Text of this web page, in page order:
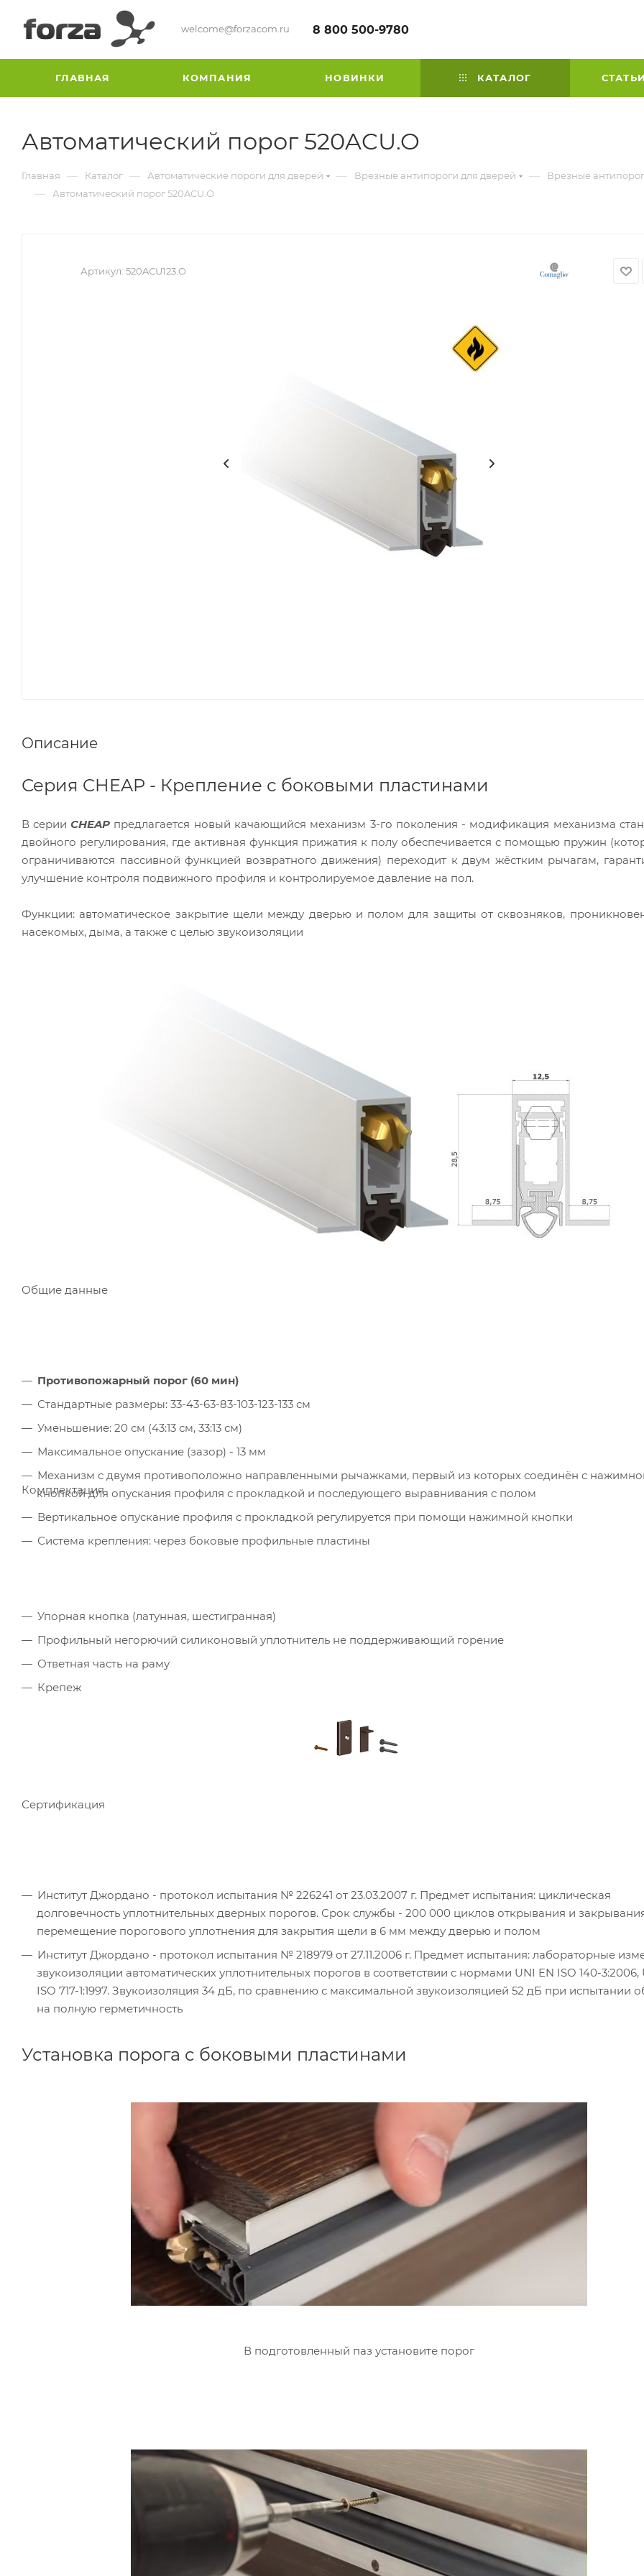
welcome@forzacom.ru 8 800 500-9780
ГЛАВНАЯ КОМПАНИЯ НОВИНКИ КАТАЛОГ
Автоматический порог 520ACU.O
Главная — Каталог — Автоматические пороги для дверей — Врезные антипороги для дверей — Врезные
— Автоматический порог 520ACU.O
Артикул: 520ACU123.O
Описание
Серия CHEAP - Крепление с боковыми пластинами
В серии CHEAP предлагается новый качающийся механизм 3-го поколения - модификация механизма
двойного регулирования, где активная функция прижатия к полу обеспечивается с помощью пружин
ограничиваются пассивной функцией возвратного движения) переходит к двум жёстким рычагам,
улучшение контроля подвижного профиля и контролируемое давление на пол.
Функции: автоматическое закрытие щели между дверью и полом для защиты от сквозняков,
насекомых, дыма, а также с целью звукоизоляции
Общие данные
Противопожарный порог (60 мин)
Стандартные размеры: 33-43-63-83-103-123-133 см
Уменьшение: 20 см (43:13 см, 33:13 см)
Максимальное опускание (зазор) - 13 мм
Механизм с двумя противоположно направленными рычажками, первый из которых соединён с
кнопкой для опускания профиля с прокладкой и последующего выравнивания с полом
Вертикальное опускание профиля с прокладкой регулируется при помощи нажимной кнопки
Система крепления: через боковые профильные пластины
Комплектация
Упорная кнопка (латунная, шестигранная)
Профильный негорючий силиконовый уплотнитель не поддерживающий горение
Ответная часть на раму
Крепеж
Сертификация
Институт Джордано - протокол испытания № 226241 от 23.03.2007 г. Предмет испытания: циклическая
долговечность уплотнительных дверных порогов. Срок службы - 200 000 циклов открывания и
перемещение порогового уплотнения для закрытия щели в 6 мм между дверью и полом
Институт Джордано - протокол испытания № 218979 от 27.11.2006 г. Предмет испытания: лабораторные
звукоизоляции автоматических уплотнительных порогов в соответствии с нормами UNI EN ISO 140-3:2006,
ISO 717-1:1997. Звукоизоляция 34 дБ, по сравнению с максимальной звукоизоляцией 52 дБ при испытании
на полную герметичность
Установка порога с боковыми пластинами
В подготовленный паз установите порог